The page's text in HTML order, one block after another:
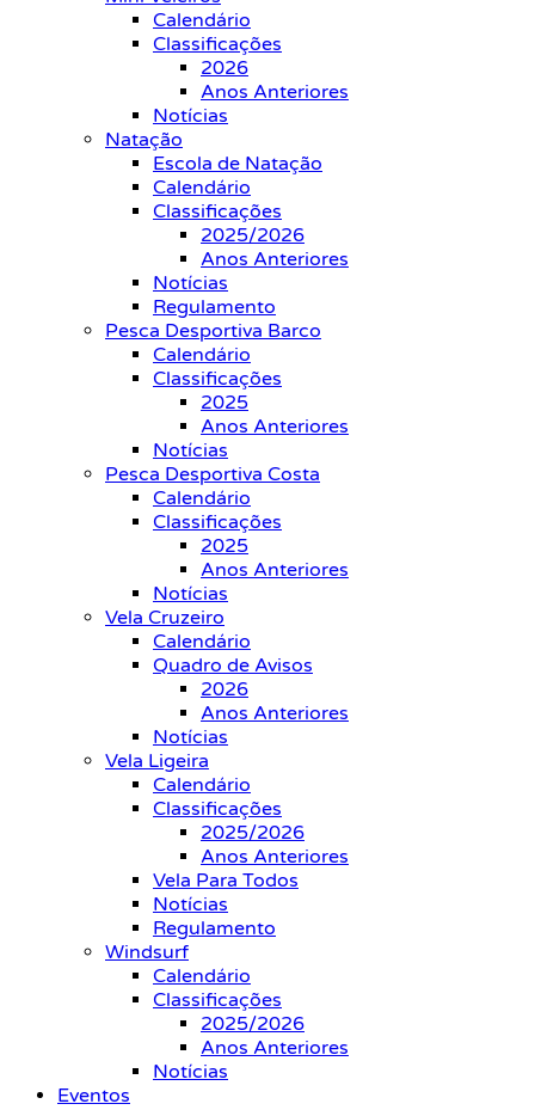
Calendário
Classificações
2026
Anos Anteriores
Notícias
Natação
Escola de Natação
Calendário
Classificações
2025/2026
Anos Anteriores
Notícias
Regulamento
Pesca Desportiva Barco
Calendário
Classificações
2025
Anos Anteriores
Notícias
Pesca Desportiva Costa
Calendário
Classificações
2025
Anos Anteriores
Notícias
Vela Cruzeiro
Calendário
Quadro de Avisos
2026
Anos Anteriores
Notícias
Vela Ligeira
Calendário
Classificações
2025/2026
Anos Anteriores
Vela Para Todos
Notícias
Regulamento
Windsurf
Calendário
Classificações
2025/2026
Anos Anteriores
Notícias
Eventos